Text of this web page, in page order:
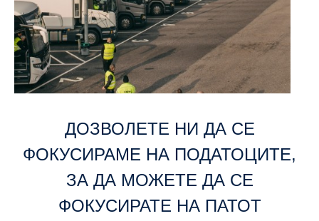
ДОЗВОЛЕТЕ НИ ДА СЕ
ФОКУСИРАМЕ НА ПОДАТОЦИТЕ,
ЗА ДА МОЖЕТЕ ДА СЕ
ФОКУСИРАТЕ НА ПАТОТ